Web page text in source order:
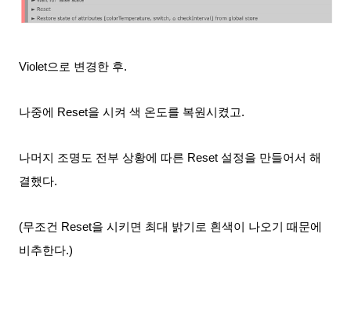
Violet으로 변경한 후.
나중에 Reset을 시켜 색 온도를 복원시켰고.
나머지 조명도 전부 상황에 따른 Reset 설정을 만들어서 해
결했다.
(무조건 Reset을 시키면 최대 밝기로 흰색이 나오기 때문에
비추한다.)